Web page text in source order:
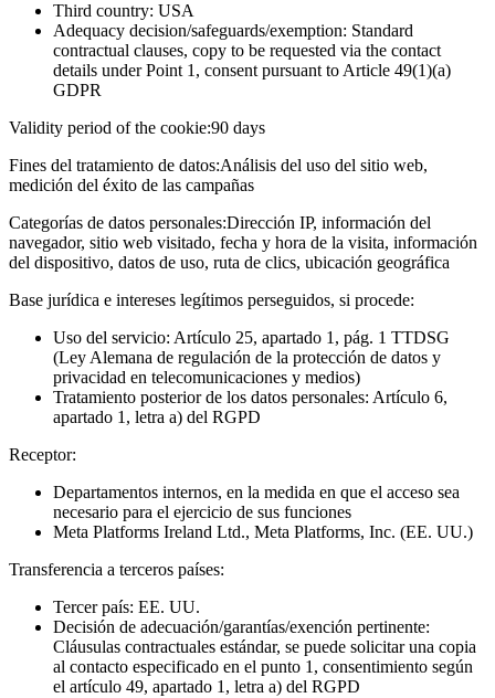
Third country: USA
Adequacy decision/safeguards/exemption: Standard
contractual clauses, copy to be requested via the contact
details under Point 1, consent pursuant to Article 49(1)(a)
GDPR
Validity period of the cookie:90 days
Fines del tratamiento de datos:Análisis del uso del sitio web,
medición del éxito de las campañas
Categorías de datos personales:Dirección IP, información del
navegador, sitio web visitado, fecha y hora de la visita, información
del dispositivo, datos de uso, ruta de clics, ubicación geográfica
Base jurídica e intereses legítimos perseguidos, si procede:
Uso del servicio: Artículo 25, apartado 1, pág. 1 TTDSG
(Ley Alemana de regulación de la protección de datos y
privacidad en telecomunicaciones y medios)
Tratamiento posterior de los datos personales: Artículo 6,
apartado 1, letra a) del RGPD
Receptor:
Departamentos internos, en la medida en que el acceso sea
necesario para el ejercicio de sus funciones
Meta Platforms Ireland Ltd., Meta Platforms, Inc. (EE. UU.)
Transferencia a terceros países:
Tercer país: EE. UU.
Decisión de adecuación/garantías/exención pertinente:
Cláusulas contractuales estándar, se puede solicitar una copia
al contacto especificado en el punto 1, consentimiento según
el artículo 49, apartado 1, letra a) del RGPD